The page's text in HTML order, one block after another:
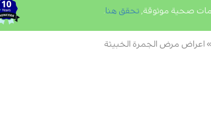
صحية موثوقة, تحقق هنا.
اعراض مرض الجمرة الخبيثة